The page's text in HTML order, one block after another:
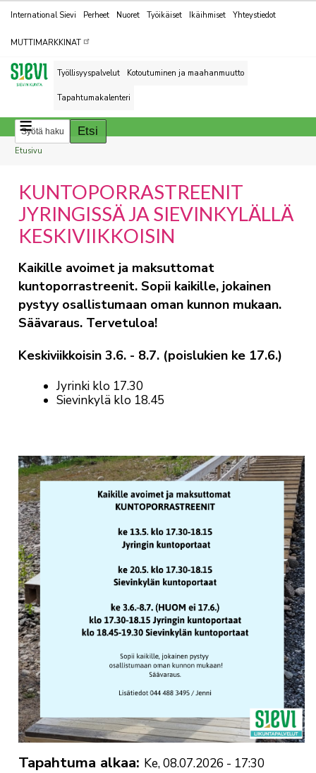
Kohderyhmät
International Sievi Perheet Nuoret Työikäiset Ikäihmiset Yhteystiedot
MUTTIMARKKINAT
Työllisyyspalvelut Kotoutuminen ja maahanmuutto
Tapahtumakalenteri
Breadcrumbs
You
here:
Etusivu
KUNTOPORRASTREENIT
JYRINGISSÄ JA SIEVINKYLÄLLÄ
KESKIVIIKKOISIN
Kaikille avoimet ja maksuttomat
kuntoporrastreenit. Sopii kaikille, jokainen
pystyy osallistumaan oman kunnon mukaan.
Säävaraus. Tervetuloa!
Keskiviikkoisin 3.6. - 8.7. (poislukien ke 17.6.)
Jyrinki klo 17.30
Sievinkylä klo 18.45
Tapahtuma alkaa Ke, 08.07.2026 - 17:30